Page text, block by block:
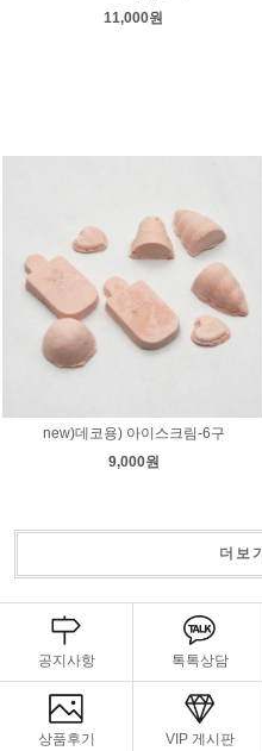
11,000원
new)데코용) 아이스크림-6구
9,000원
더보기
공지사항 톡톡상담
상품후기 VIP 게시판